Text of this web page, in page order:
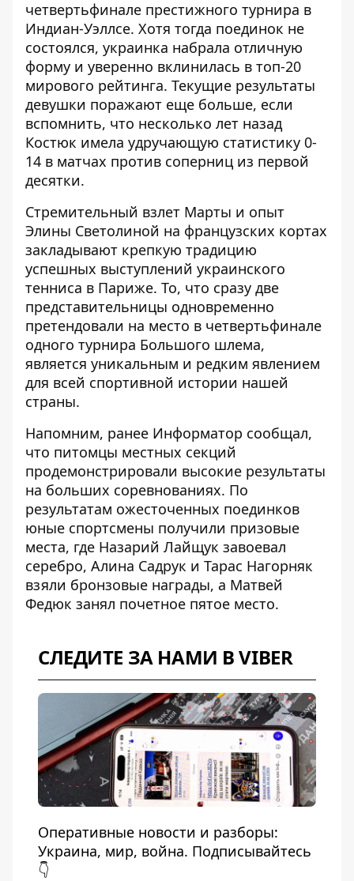
четвертьфинале престижного турнира в
Индиан-Уэллсе. Хотя тогда поединок не
состоялся, украинка набрала отличную
форму и уверенно вклинилась в топ-20
мирового рейтинга. Текущие результаты
девушки поражают еще больше, если
вспомнить, что несколько лет назад
Костюк имела удручающую статистику 0-
14 в матчах против соперниц из первой
десятки.
Стремительный взлет Марты и опыт
Элины Светолиной на французских кортах
закладывают крепкую традицию
успешных выступлений украинского
тенниса в Париже. То, что сразу две
представительницы одновременно
претендовали на место в четвертьфинале
одного турнира Большого шлема,
является уникальным и редким явлением
для всей спортивной истории нашей
страны.
Напомним, ранее Информатор сообщал,
что питомцы местных секций
продемонстрировали высокие результаты
на больших соревнованиях. По
результатам ожесточенных поединков
юные спортсмены получили призовые
места, где Назарий Лайщук завоевал
серебро, Алина Садрук и Тарас Нагорняк
взяли бронзовые награды, а Матвей
Федюк занял почетное пятое место.
СЛЕДИТЕ ЗА НАМИ В VIBER
Оперативные новости и разборы:
Украина, мир, война. Подписывайтесь
👇